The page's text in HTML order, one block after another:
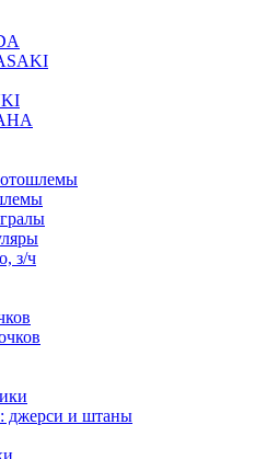
з/ч
джерси и штаны